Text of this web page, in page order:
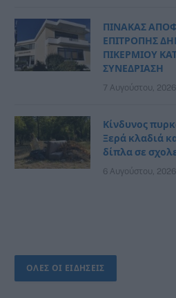
ΠΙΝΑΚΑΣ
ΕΠΙΤΡΟΠΗΣ
ΠΙΚΕΡΜΙΟΥ
ΣΥΝΕΔΡΙΑΣΗ
7 Αυγούστου, 2026
Κίνδυνος
Ξερά κλαδιά
δίπλα σε
6 Αυγούστου, 2026
ΟΛΕΣ ΟΙ ΕΙΔΗΣΕΙΣ